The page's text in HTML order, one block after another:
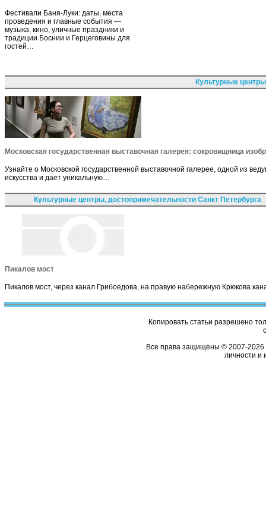
Фестивали Баня-Луки: даты, места
проведения и главные события —
музыка, кино, уличные праздники и
традиции Боснии и Герцеговины для
гостей…
Культурные
Московская государственная выставочная галерея: сокровищница
Узнайте о Московской государственной выставочной галерее, одной из
искусства и дает уникальную…
Культурные центры, достопримечательности Санкт Петербурга
Пикалов мост
Пикалов мост, через канал Грибоедова, на правую набережную Крюкова
Копировать статьи разрешено
Все права защищены © 2007-2026
личности и